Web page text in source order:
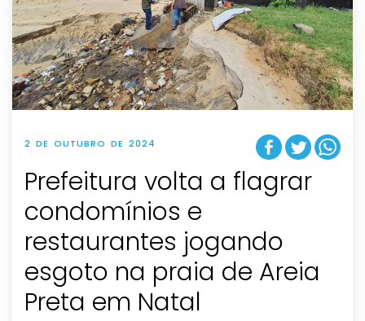
2 DE OUTUBRO DE 2024
Prefeitura volta a flagrar
condomínios e
restaurantes jogando
esgoto na praia de Areia
Preta em Natal